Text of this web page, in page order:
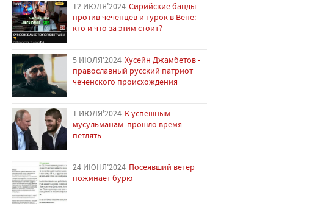
12 ИЮЛЯ'2024 Сирийские банды
против чеченцев и турок в Вене:
кто и что за этим стоит?
5 ИЮЛЯ'2024 Хусейн Джамбетов -
православный русский патриот
чеченского происхождения
1 ИЮЛЯ'2024 К успешным
мусульманам: прошло время
петлять
24 ИЮНЯ'2024 Посеявший ветер
пожинает бурю